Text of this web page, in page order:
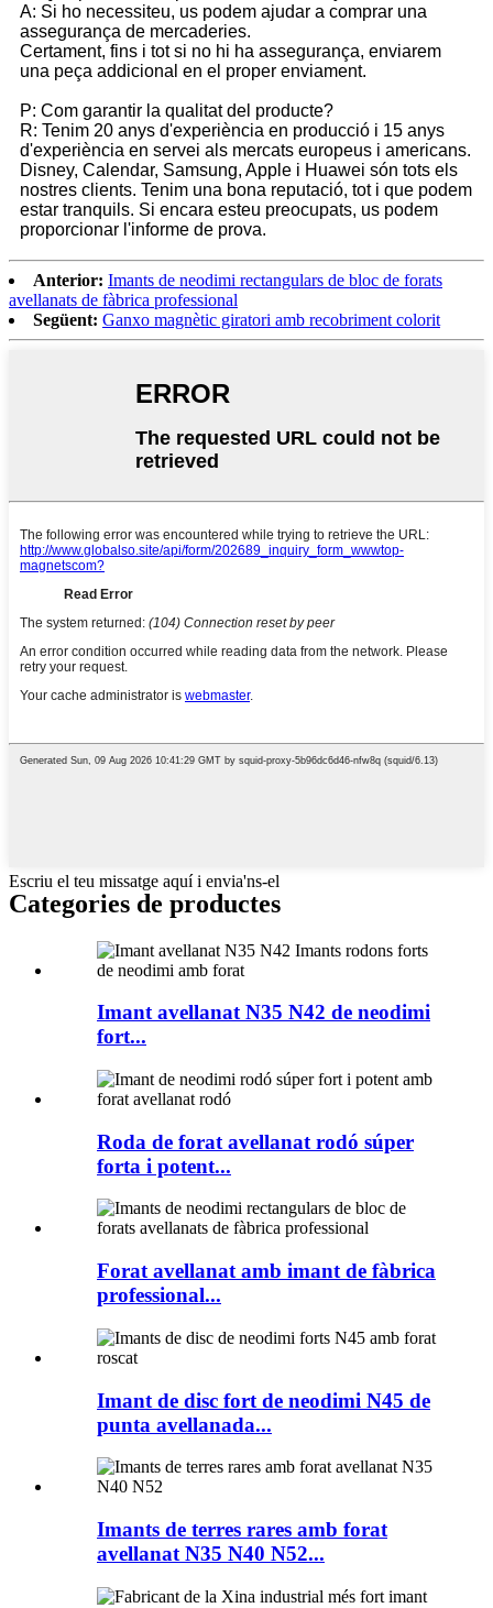
A: Si ho necessiteu, us podem ajudar a comprar una
assegurança de mercaderies.
Certament, fins i tot si no hi ha assegurança, enviarem
una peça addicional en el proper enviament.
P: Com garantir la qualitat del producte?
R: Tenim 20 anys d'experiència en producció i 15 anys
d'experiència en servei als mercats europeus i americans.
Disney, Calendar, Samsung, Apple i Huawei són tots els
nostres clients. Tenim una bona reputació, tot i que podem
estar tranquils. Si encara esteu preocupats, us podem
proporcionar l'informe de prova.
Anterior: Imants de neodimi rectangulars de bloc de forats
avellanats de fàbrica professional
Següent: Ganxo magnètic giratori amb recobriment colorit
Escriu el teu missatge aquí i envia'ns-el
Categories de productes
Imant avellanat N35 N42 de neodimi
fort...
Roda de forat avellanat rodó súper
forta i potent...
Forat avellanat amb imant de fàbrica
professional...
Imant de disc fort de neodimi N45 de
punta avellanada...
Imants de terres rares amb forat
avellanat N35 N40 N52...